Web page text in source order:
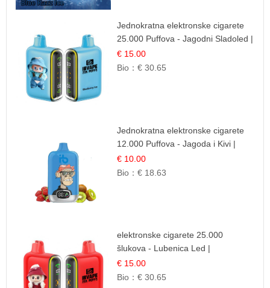
Jednokratna elektronske cigarete
25.000 Puffova - Jagodni Sladoled |
Kremasta Slatka Okus
€ 15.00
Bio：€ 30.65
Jednokratna elektronske cigarete
12.000 Puffova - Jagoda i Kivi |
Sočna Voćna Kombinacija
€ 10.00
Bio：€ 18.63
elektronske cigarete 25.000
šlukova - Lubenica Led |
Osježavajući Ljetni Okus
€ 15.00
Bio：€ 30.65